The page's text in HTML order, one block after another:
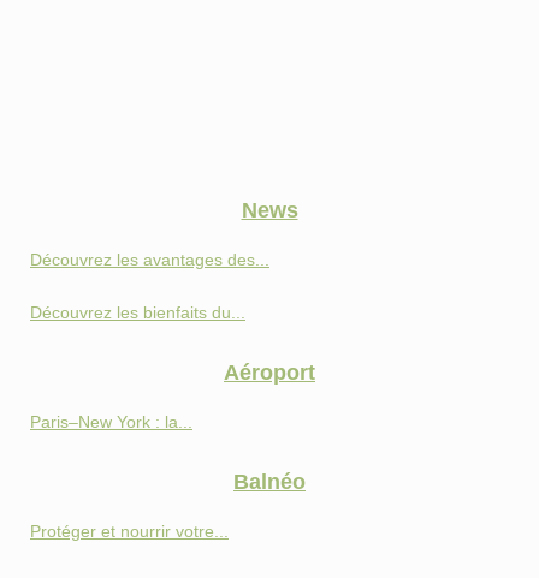
News
Découvrez les avantages des...
Découvrez les bienfaits du...
Aéroport
Paris–New York : la...
Balnéo
Protéger et nourrir votre...